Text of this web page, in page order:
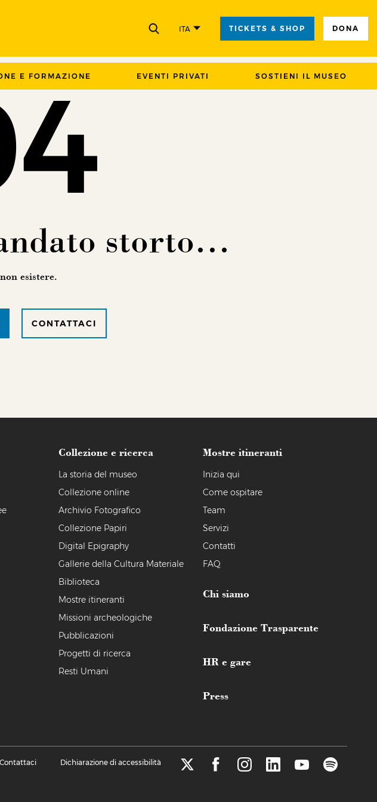
CHIUDI
ITA TICKETS & SHOP DONA
E FORMAZIONE EVENTI PRIVATI SOSTIENI IL MUSEO
storto…
esistere.
CONTATTACI
Collezione e ricerca
La storia del museo
Collezione online
Archivio Fotografico
Collezione Papiri
Digital Epigraphy
Gallerie della Cultura Materiale
Biblioteca
Mostre itineranti
Missioni archeologiche
Pubblicazioni
Progetti di ricerca
Resti Umani
Mostre itineranti
Inizia qui
Come ospitare
Team
Servizi
Contatti
FAQ
Chi siamo
Fondazione Trasparente
HR e gare
Press
Contattaci Dichiarazione di accessibilità